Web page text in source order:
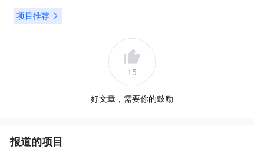
项目推荐
15
好文章，需要你的鼓励
报道的项目